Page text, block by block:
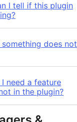
I tell if this plugin
does not
need a feature
in the plugin?